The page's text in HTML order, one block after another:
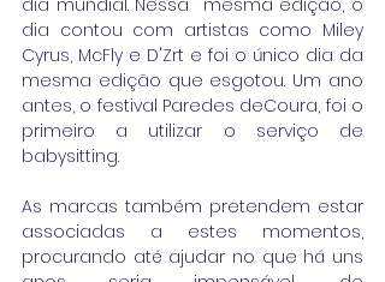
dia mundial. Nessa  mesma edição, o
dia contou com artistas como Miley
Cyrus, McFly e D'Zrt e foi o único dia da
mesma edição que esgotou. Um ano
antes, o festival Paredes deCoura, foi o
primeiro a utilizar o serviço de
babysitting.
As marcas também pretendem estar
associadas a estes momentos,
procurando até ajudar no que há uns